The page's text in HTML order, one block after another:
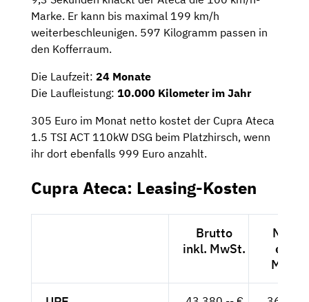
Marke. Er kann bis maximal 199 km/h
weiterbeschleunigen. 597 Kilogramm passen in
den Kofferraum.
Die Laufzeit: 24 Monate
Die Laufleistung: 10.000 Kilometer im Jahr
305 Euro im Monat netto kostet der Cupra Ateca
1.5 TSI ACT 110kW DSG beim Platzhirsch, wenn
ihr dort ebenfalls 999 Euro anzahlt.
Cupra Ateca: Leasing-Kosten
Brutto
inkl. MwSt.
Netto
exkl.
MwSt.